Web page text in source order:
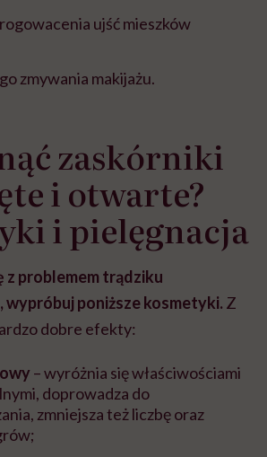
ujść mieszków
zmywania makijażu.
zaskórniki
i otwarte?
i pielęgnacja
z problemem trądziku
poniższe kosmetyki. Z
dobre efekty:
– wyróżnia się właściwościami
doprowadza do
zmniejsza też liczbę oraz